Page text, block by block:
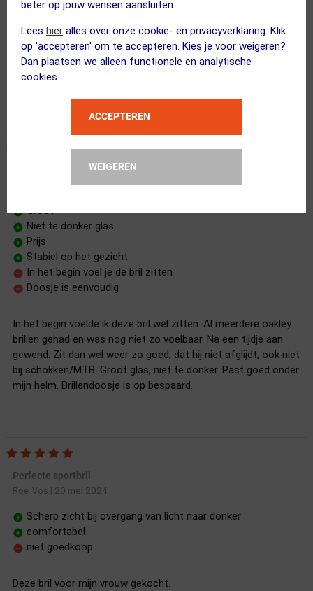
beter op jouw wensen aansluiten.
Lees hier alles over onze cookie- en privacyverklaring. Klik
op 'accepteren' om te accepteren. Kies je voor weigeren?
Dan plaatsen we alleen functionele en analytische
cookies.
ACCEPTEREN
WEIGEREN
comfortabele bril die ook nog eens mooi oogt. Goed zicht bij
zonlicht en ook in het donker met fietslamp was het zicht
voldoende.
Wat mij betreft een aanrader
20 september 2024
Groot
Niet te donker glas
Prijs
Stabiel op het gezicht
In het begin voel je de bril zitten
Doosje is eenvoudig
In het begin voelde ik deze bril wel zitten. Al meerdere oakley
brillen gehad en was nog niet zo voelbaar. Na een tijdje aan
gewend. Zit dan wel weer zo goed, dat hij niet afglijdt, ook niet
bij schokken/MTB. Groot glas, niet te donker. Past goed onder
mijn helm. Brillendoosje is op bespaard.
Perfecte sportbril
Roel Vos 20 mei 2024
Scherp zicht bij overgang van licht naar donker
comfortabel
niet goedkoop
Deze bril voor mijn vrouw gekocht.